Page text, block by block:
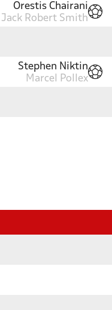
Orestis Chairani
Jack Robert Smith
Stephen Niktin
Marcel Pollex